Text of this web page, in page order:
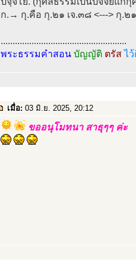
ก.→ กุ.คือ กุ.๒๑ เจ.๓๘ <---> กุ.๒
.....................................................
พระธรรมคำสอน บัญญัติ ตรัสไ
เมื่อ: 03 มิ.ย. 2025, 20:12
ขออนุโมทนา สาธุๆๆ ค่ะ